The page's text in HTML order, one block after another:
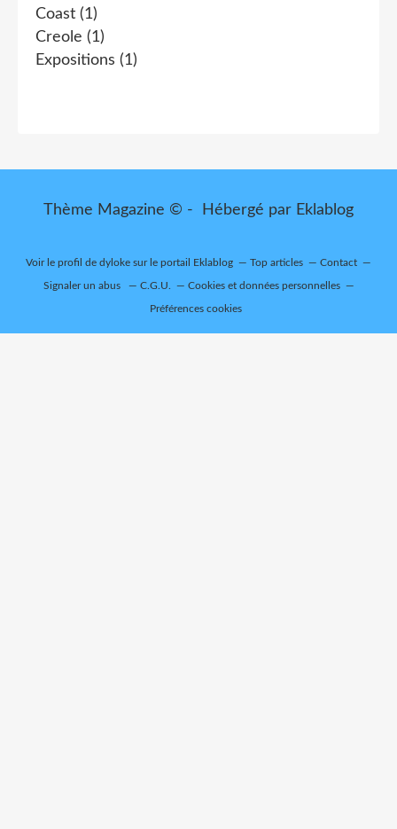
Coast (1)
Creole (1)
Expositions (1)
Thème Magazine © - Hébergé par Eklablog
Voir le profil de dyloke sur le portail Eklablog Top articles Contact
Signaler un abus C.G.U. Cookies et données personnelles
Préférences cookies